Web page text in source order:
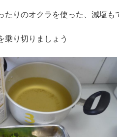
たりのオクラを使った、減塩も
乗り切りましょう